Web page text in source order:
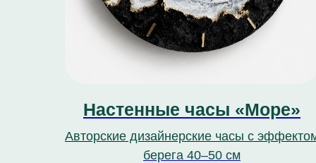
Настенные часы «Море»
Авторские дизайнерские часы с
берега 40–50 см